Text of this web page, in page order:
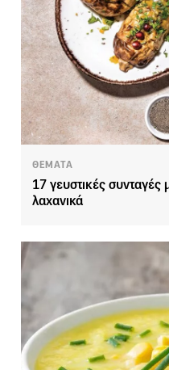
ΘΕΜΑΤΑ
17 γευστικές
λαχανικά